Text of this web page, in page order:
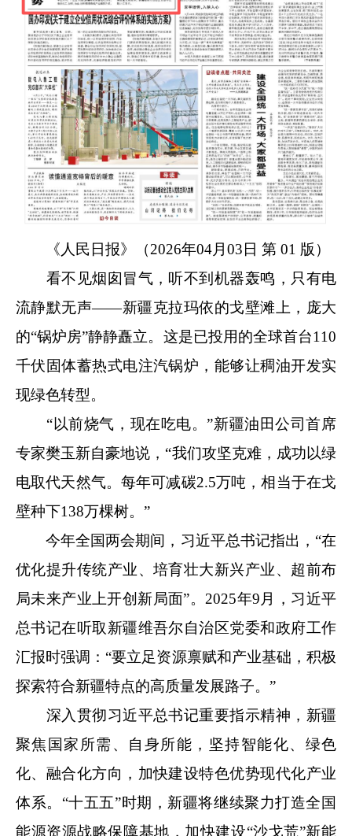
《人民日报》（2026年04月03日 第 01 版）
看不见烟囱冒气，听不到机器轰鸣，只有电
流静默无声——新疆克拉玛依的戈壁滩上，庞大
的“锅炉房”静静矗立。这是已投用的全球首台110
千伏固体蓄热式电注汽锅炉，能够让稠油开发实
现绿色转型。
“以前烧气，现在吃电。”新疆油田公司首席
专家樊玉新自豪地说，“我们攻坚克难，成功以绿
电取代天然气。每年可减碳2.5万吨，相当于在戈
壁种下138万棵树。”
今年全国两会期间，习近平总书记指出，“在
优化提升传统产业、培育壮大新兴产业、超前布
局未来产业上开创新局面”。2025年9月，习近平
总书记在听取新疆维吾尔自治区党委和政府工作
汇报时强调：“要立足资源禀赋和产业基础，积极
探索符合新疆特点的高质量发展路子。”
深入贯彻习近平总书记重要指示精神，新疆
聚焦国家所需、自身所能，坚持智能化、绿色
化、融合化方向，加快建设特色优势现代化产业
体系。“十五五”时期，新疆将继续聚力打造全国
能源资源战略保障基地，加快建设“沙戈荒”新能